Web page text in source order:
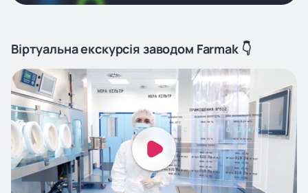
Віртуальна екскурсія заводом Farmak 👇